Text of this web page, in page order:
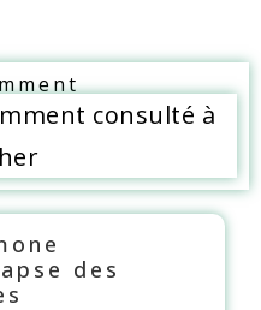
consulté à
des